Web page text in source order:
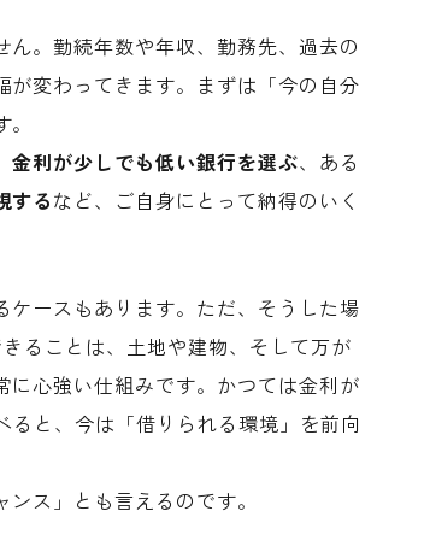
。勤続年数や年収、勤務先、過去の
変わってきます。まずは「今の自分
金利が少しでも低い銀行を選ぶ、ある
するなど、ご自身にとって納得のいく
ースもあります。ただ、そうした場
ることは、土地や建物、そして万が
心強い仕組みです。かつては金利が
と、今は「借りられる環境」を前向
ス」とも言えるのです。